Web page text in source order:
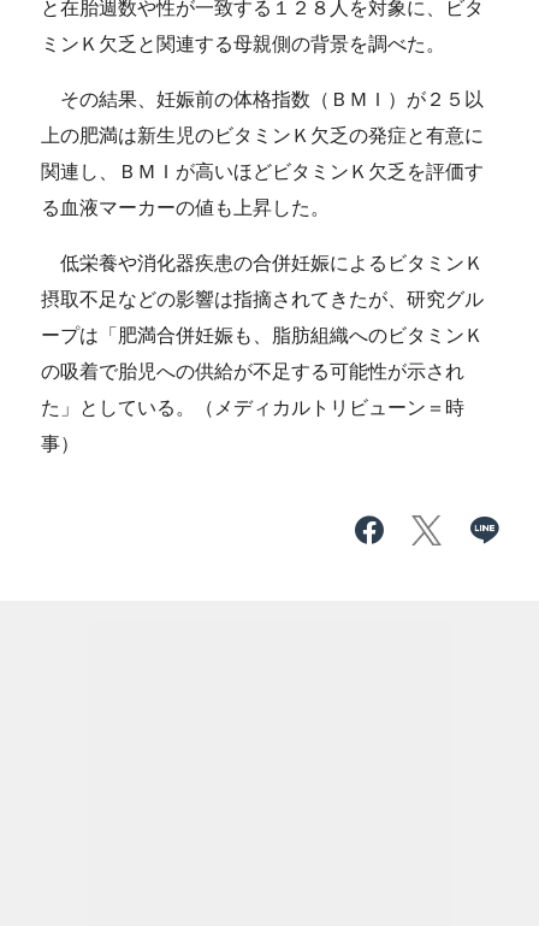
と在胎週数や性が一致する１２８人を対象に、ビタ
ミンＫ欠乏と関連する母親側の背景を調べた。
その結果、妊娠前の体格指数（ＢＭＩ）が２５以
上の肥満は新生児のビタミンＫ欠乏の発症と有意に
関連し、ＢＭＩが高いほどビタミンＫ欠乏を評価す
る血液マーカーの値も上昇した。
低栄養や消化器疾患の合併妊娠によるビタミンＫ
摂取不足などの影響は指摘されてきたが、研究グル
ープは「肥満合併妊娠も、脂肪組織へのビタミンＫ
の吸着で胎児への供給が不足する可能性が示され
た」としている。（メディカルトリビューン＝時
事）